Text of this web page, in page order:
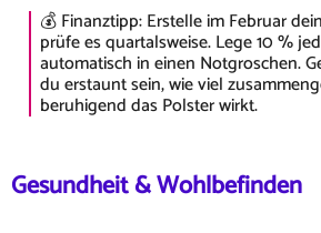
💰 Finanztipp: Erstelle im Februar
prüfe es quartalsweise. Lege 10 %
automatisch in einen Notgroschen.
du erstaunt sein, wie viel
beruhigend das Polster wirkt.
Gesundheit & Wohlbefinden